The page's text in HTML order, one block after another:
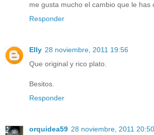
me gusta mucho el cambio que le has
Responder
Elly 28 noviembre, 2011 19:56
Que original y rico plato.
Besitos.
Responder
orquidea59 28 noviembre, 2011 20:50